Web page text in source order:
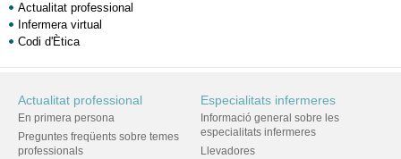
Actualitat professional
Infermera virtual
Codi d'Ètica
Actualitat professional
En primera persona
Preguntes freqüents sobre temes
professionals
Especialitats infermeres
Informació general sobre les
especialitats infermeres
Llevadores